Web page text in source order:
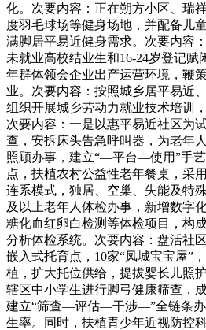
化。次要内容：正在朔方小区、瑞
度羽毛球场等健身场地，并配备儿
满脚居平易近健身需求。次要内容
未就业高校结业生和16-24岁登记赋
年群体领会企业出产运营环境，鞭
业。次要内容：按照城乡居平易近
组织开展城乡劳动力就业技术培训
次要内容：一是以惠平易近社区为
查，安拆床头告急呼叫器，为老年
照顾办事，建立“—平台—使用”手
点，扶植农村公益性老年餐桌，采
连系模式，独居、空巢、失能及特
及以上老年人体检办事，新增数字
糖化血红卵白检测等体检项目，构
分析体检系统。次要内容：盘活社
嵌入式托育点，10家“凤城宝宝屋”
植，扩大托位供给，提拔婴长儿照
辖区中小学生进行脚弓健康筛查，
建立“筛查—评估—干涉—”全链条办
生率。同时，扶植青少年近视防控